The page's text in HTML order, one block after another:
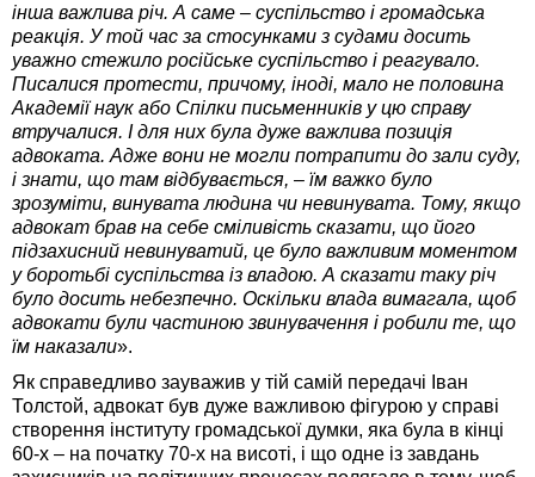
інша важлива річ. А саме – суспільство і громадська
реакція. У той час за стосунками з судами досить
уважно стежило російське суспільство і реагувало.
Писалися протести, причому, іноді, мало не половина
Академії наук або Спілки письменників у цю справу
втручалися. І для них була дуже важлива позиція
адвоката. Адже вони не могли потрапити до зали суду,
і знати, що там відбувається, – їм важко було
зрозуміти, винувата людина чи невинувата. Тому, якщо
адвокат брав на себе сміливість сказати, що його
підзахисний невинуватий, це було важливим моментом
у боротьбі суспільства із владою. А сказати таку річ
було досить небезпечно. Оскільки влада вимагала, щоб
адвокати були частиною звинувачення і робили те, що
їм наказали».
Як справедливо зауважив у тій самій передачі Іван
Толстой, адвокат був дуже важливою фігурою у справі
створення інституту громадської думки, яка була в кінці
60-х – на початку 70-х на висоті, і що одне із завдань